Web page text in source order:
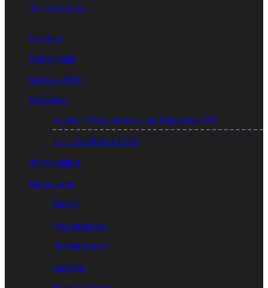
Задать вопрос
Главная
Меню кафе
Меню в PDF
Контакты
Адрес: г,Волгодонск, пер.Курчатова 36г
Тел.: 8-928-615-19-28
Фотографии
Навигация
Вверх
Достоинства
Особенности
Скидки